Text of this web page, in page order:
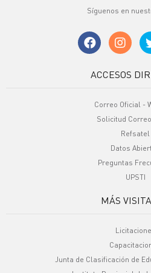
Síguenos en
ACCESOS
Correo Oficial -
Solicitud
Refsatel
Datos
Preguntas
UPSTI
MÁS
Junta de Clasificación de